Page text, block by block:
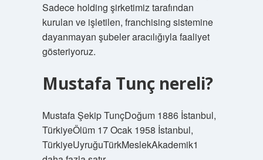
Sadece holding şirketimiz tarafından
kurulan ve işletilen, franchising sistemine
dayanmayan şubeler aracılığıyla faaliyet
gösteriyoruz.
Mustafa Tunç nereli?
Mustafa Şekip TunçDoğum 1886 İstanbul,
TürkiyeÖlüm 17 Ocak 1958 İstanbul,
TürkiyeUyruğuTürkMeslekAkademik1